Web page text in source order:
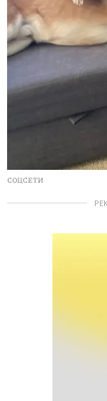
СОЦСЕТИ